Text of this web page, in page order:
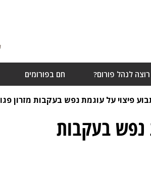
רוצה לנהל פורום? חם בפורומים
פיצוי על עוגמת נפש בעקבות מזרון
נפש בעקבות